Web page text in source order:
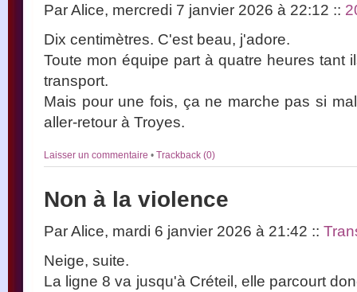
Par Alice, mercredi 7 janvier 2026 à 22:12 ::
Dix centimètres. C'est beau, j'adore.
Toute mon équipe part à quatre heures tant
transport.
Mais pour une fois, ça ne marche pas si
aller-retour à Troyes.
Laisser un commentaire • Trackback (0)
Non à la violence
Par Alice, mardi 6 janvier 2026 à 21:42 ::
Neige, suite.
La ligne 8 va jusqu'à Créteil, elle parcourt